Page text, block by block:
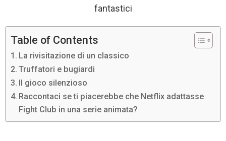
fantastici
Table of Contents
La rivisitazione di un classico
Truffatori e bugiardi
Il gioco silenzioso
Raccontaci se ti piacerebbe che Netflix adattasse
Fight Club in una serie animata?